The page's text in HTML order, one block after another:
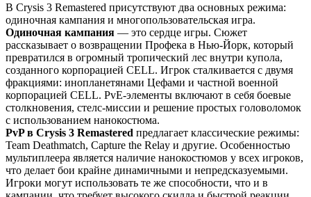
В Crysis 3 Remastered присутствуют два основных режима:
одиночная кампания и многопользовательская игра.
Одиночная кампания — это сердце игры. Сюжет
рассказывает о возвращении Профека в Нью-Йорк, который
превратился в огромный тропический лес внутри купола,
созданного корпорацией CELL. Игрок сталкивается с двумя
фракциями: инопланетянами Цефами и частной военной
корпорацией CELL. PvE-элементы включают в себя боевые
столкновения, стелс-миссии и решение простых головоломок
с использованием нанокостюма.
PvP в Crysis 3 Remastered предлагает классические режимы:
Team Deathmatch, Capture the Relay и другие. Особенностью
мультиплеера является наличие нанокостюмов у всех игроков,
что делает бои крайне динамичными и непредсказуемыми.
Игроки могут использовать те же способности, что и в